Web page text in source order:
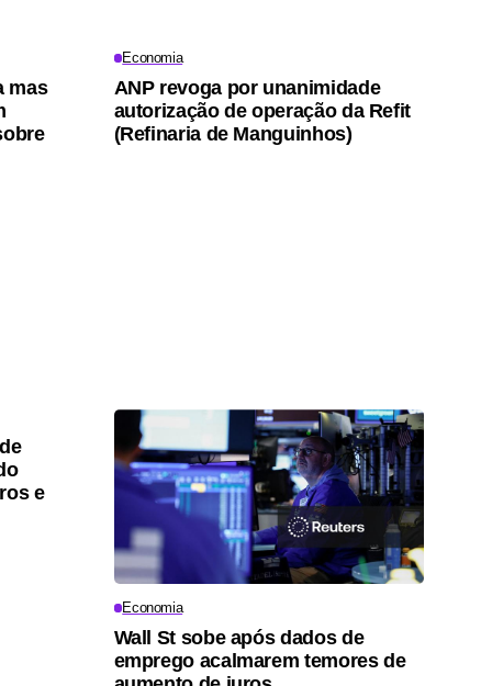
mas
Economia
ANP revoga por unanimidade
autorização de operação da Refit
(Refinaria de Manguinhos)
e
Economia
Wall St sobe após dados de
emprego acalmarem temores de